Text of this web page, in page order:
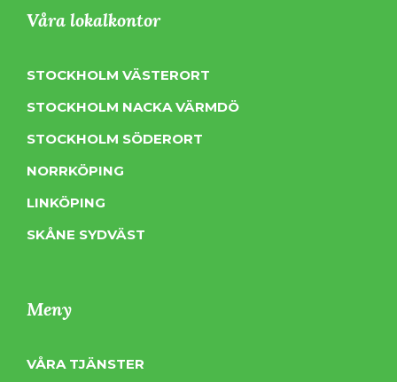
Våra lokalkontor
STOCKHOLM VÄSTERORT
STOCKHOLM NACKA VÄRMDÖ
STOCKHOLM SÖDERORT
NORRKÖPING
LINKÖPING
SKÅNE SYDVÄST
Meny
VÅRA TJÄNSTER